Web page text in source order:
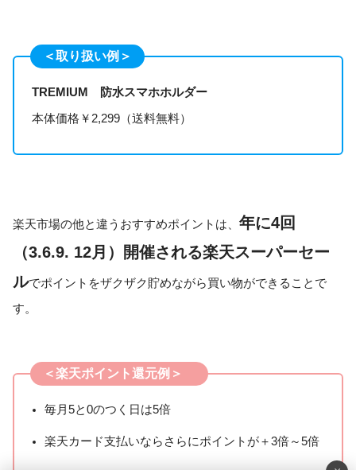
＜取り扱い例＞
TREMIUM 防水スマホホルダー
本体価格￥2,299（送料無料）
楽天市場の他と違うおすすめポイントは、 年に4回
（3.6.9. 12月）開催される楽天スーパーセー
ルでポイントをザクザク貯めながら買い物ができることで
す。
＜楽天ポイント還元例＞
毎月5と0のつく日は5倍
楽天カード支払いならさらにポイントが＋3倍～5倍